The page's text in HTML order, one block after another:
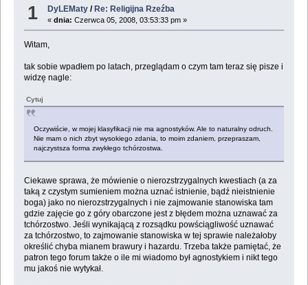
1 DyLEMaty / Re: Religijna Rzeźba
«dnia: Czerwca 05, 2008, 03:53:33 pm »
Witam,
tak sobie wpadłem po latach, przeglądam o czym tam teraz się pisze i
widzę nagle:
Cytuj
Oczywiście, w mojej klasyfikacji nie ma agnostyków. Ale to naturalny odruch.
Nie mam o nich zbyt wysokiego zdania, to moim zdaniem, przepraszam,
najczystsza forma zwykłego tchórzostwa.
Ciekawe sprawa, że mówienie o nierozstrzygalnych kwestiach (a za
taką z czystym sumieniem można uznać istnienie, bądź nieistnienie
boga) jako no nierozstrzygalnych i nie zajmowanie stanowiska tam
gdzie zajęcie go z góry obarczone jest z błędem można uznawać za
tchórzostwo. Jeśli wynikającą z rozsądku powściągliwość uznawać
za tchórzostwo, to zajmowanie stanowiska w tej sprawie należałoby
określić chyba mianem brawury i hazardu. Trzeba także pamiętać, że
patron tego forum także o ile mi wiadomo był agnostykiem i nikt tego
mu jakoś nie wytykał.